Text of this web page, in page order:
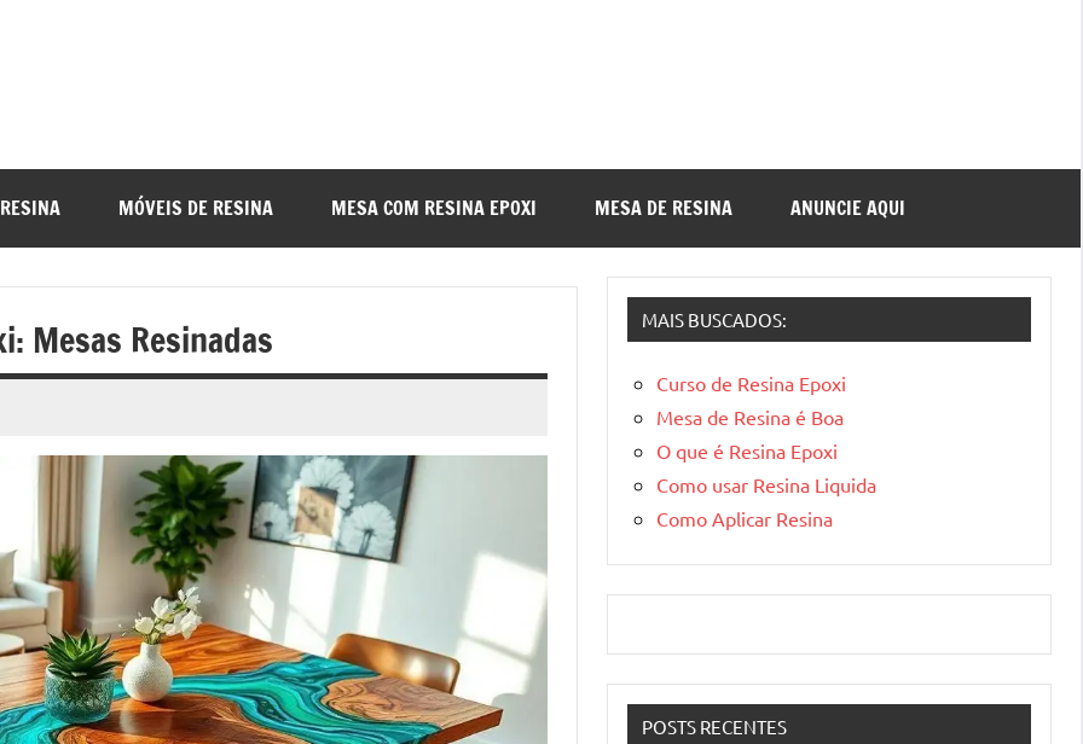
MÓVEIS DE RESINA MESA COM RESINA EPOXI MESA DE RESINA ANUNCIE AQUI
Mesas Resinadas MAIS BUSCADOS:
Curso de Resina Epoxi
Mesa de Resina é Boa
O que é Resina Epoxi
Como usar Resina Liquida
Como Aplicar Resina
POSTS RECENTES